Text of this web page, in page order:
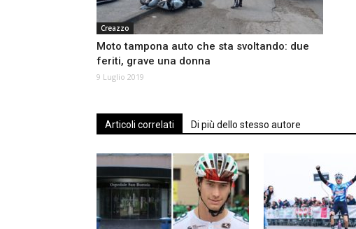
Creazzo
Moto tampona auto che sta svoltando: due
feriti, grave una donna
9 Luglio 2019
Articoli correlati Di più dello stesso autore